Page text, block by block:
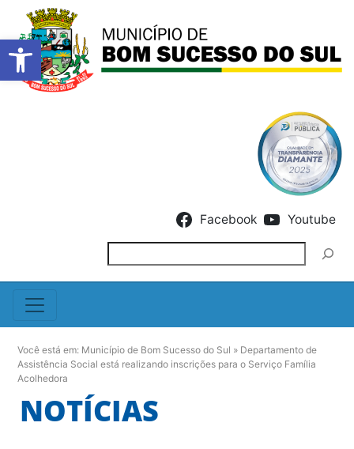
Barra de Ferramentas
Facebook Youtube
Você está em: Município de Bom Sucesso do Sul » Departamento de
Assistência Social está realizando inscrições para o Serviço Família
Acolhedora
NOTÍCIAS